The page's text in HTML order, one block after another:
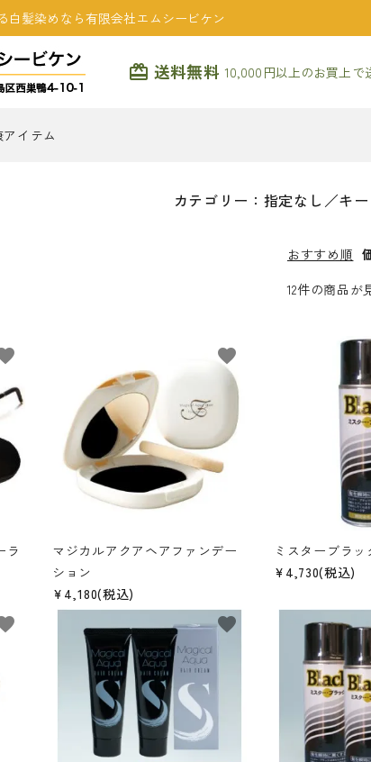
白髪染めなら有限会社エムシービケン
card_giftcard 送料無料 10,000円以上のお買上で
イテム
カテゴリー：指定なし／キ
おすすめ順
12件の商品が
ラ
マジカルアクアヘアファンデー
ション
¥4,180(税込)
favorite
ミスターブラッ
¥4,730(税込)
favorite